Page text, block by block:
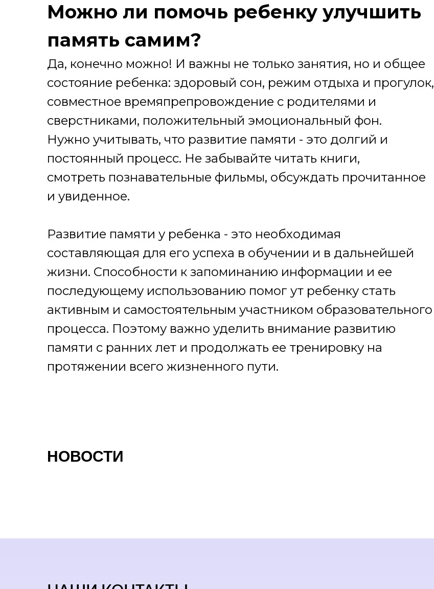
Можно ли помочь ребенку улучшить
память самим?
Да, конечно можно! И важны не только занятия, но и общее
состояние ребенка: здоровый сон, режим отдыха и прогулок,
совместное времяпрепровождение с родителями и
сверстниками, положительный эмоциональный фон.
Нужно учитывать, что развитие памяти - это долгий и
постоянный процесс. Не забывайте читать книги,
смотреть познавательные фильмы, обсуждать прочитанное
и увиденное.
Развитие памяти у ребенка - это необходимая
составляющая для его успеха в обучении и в дальнейшей
жизни. Способности к запоминанию информации и ее
последующему использованию помог ут ребенку стать
активным и самостоятельным участником образовательного
процесса. Поэтому важно уделить внимание развитию
памяти с ранних лет и продолжать ее тренировку на
протяжении всего жизненного пути.
НОВОСТИ